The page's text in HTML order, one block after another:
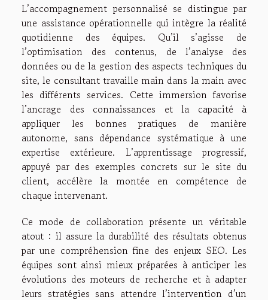
L’accompagnement personnalisé se distingue par
une assistance opérationnelle qui intègre la réalité
quotidienne des équipes. Qu’il s’agisse de
l’optimisation des contenus, de l’analyse des
données ou de la gestion des aspects techniques du
site, le consultant travaille main dans la main avec
les différents services. Cette immersion favorise
l’ancrage des connaissances et la capacité à
appliquer les bonnes pratiques de manière
autonome, sans dépendance systématique à une
expertise extérieure. L’apprentissage progressif,
appuyé par des exemples concrets sur le site du
client, accélère la montée en compétence de
chaque intervenant.
Ce mode de collaboration présente un véritable
atout : il assure la durabilité des résultats obtenus
par une compréhension fine des enjeux SEO. Les
équipes sont ainsi mieux préparées à anticiper les
évolutions des moteurs de recherche et à adapter
leurs stratégies sans attendre l’intervention d’un